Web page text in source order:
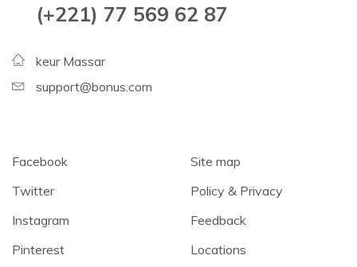
(+221) 77 569 62 87
keur Massar
support@bonus.com
Facebook
Twitter
Instagram
Pinterest
Site map
Policy & Privacy
Feedback
Locations